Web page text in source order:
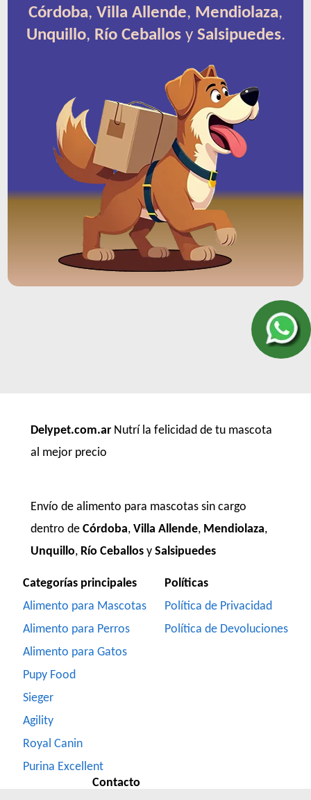
Córdoba, Villa Allende, Mendiolaza,
Unquillo, Río Ceballosy Salsipuedes.
Delypet.com.ar Nutrí la felicidad de tu mascota
al mejor precio
Envío de alimento para mascotas sin cargo
dentro de Córdoba, Villa Allende, Mendiolaza,
Unquillo, Río Ceballos y Salsipuedes
Categorías principales
Alimento para Mascotas
Alimento para Perros
Alimento para Gatos
Pupy Food
Sieger
Agility
Royal Canin
Purina Excellent
Políticas
Política de Privacidad
Política de Devoluciones
Contacto